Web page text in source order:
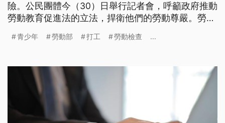
險。公民團體今（30）日舉行記者會，呼籲政府推動
勞動教育促進法的立法，捍衛他們的勞動尊嚴。勞動
青少年 勞動部 打工 勞動檢查 ...